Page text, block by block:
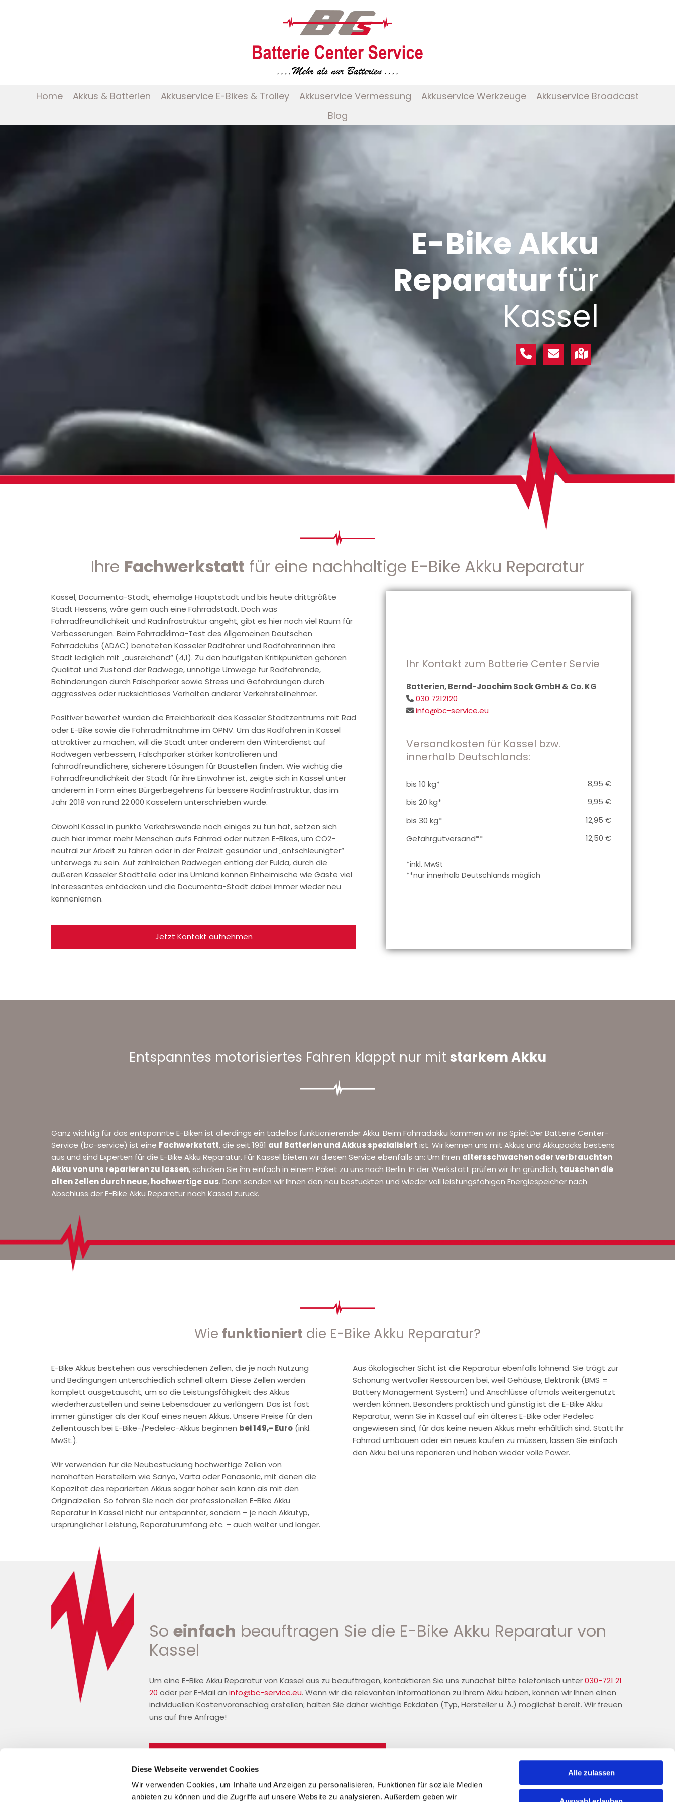
Diese Webseite verwendet Cookies
Wir verwenden Cookies, um Inhalte und Anzeigen zu personalisieren, Funktionen für soziale Medien
anbieten zu können und die Zugriffe auf unsere Website zu analysieren. Außerdem geben wir
Alle zulassen
Home Akkus & Batterien Akkuservice E-Bikes & Trolley Akkuservice Vermessung Akkuservice Werkzeuge
Akkuservice Broadcast
Blog
E-Bike Akku
Reparaturfür
Kassel
Ihre Fachwerkstatt für eine nachhaltige E-Bike Akku Reparatur
Kassel, Documenta-Stadt, ehemalige Hauptstadt und bis heute drittgrößte
Stadt Hessens, wäre gern auch eine Fahrradstadt. Doch was
Fahrradfreundlichkeit und Radinfrastruktur angeht, gibt es hier noch viel Raum für
Verbesserungen. Beim Fahrradklima-Test des Allgemeinen Deutschen
Fahrradclubs (ADAC) benoteten Kasseler Radfahrer und Radfahrerinnen ihre
Stadt lediglich mit „ausreichend“ (4,1). Zu den häufigsten Kritikpunkten gehören
Qualität und Zustand der Radwege, unnötige Umwege für Radfahrende,
Behinderungen durch Falschparker sowie Stress und Gefährdungen durch
aggressives oder rücksichtloses Verhalten anderer Verkehrsteilnehmer.
Positiver bewertet wurden die Erreichbarkeit des Kasseler Stadtzentrums mit Rad
oder E-Bike sowie die Fahrradmitnahme im ÖPNV. Um das Radfahren in Kassel
attraktiver zu machen, will die Stadt unter anderem den Winterdienst auf
Radwegen verbessern, Falschparker stärker kontrollieren und
fahrradfreundlichere, sicherere Lösungen für Baustellen finden. Wie wichtig die
Fahrradfreundlichkeit der Stadt für ihre Einwohner ist, zeigte sich in Kassel unter
anderem in Form eines Bürgerbegehrens für bessere Radinfrastruktur, das im
Jahr 2018 von rund 22.000 Kasselern unterschrieben wurde.
Obwohl Kassel in punkto Verkehrswende noch einiges zu tun hat, setzen sich
auch hier immer mehr Menschen aufs Fahrrad oder nutzen E-Bikes, um CO2-
neutral zur Arbeit zu fahren oder in der Freizeit gesünder und „entschleunigter“
unterwegs zu sein. Auf zahlreichen Radwegen entlang der Fulda, durch die
äußeren Kasseler Stadtteile oder ins Umland können Einheimische wie Gäste viel
Interessantes entdecken und die Documenta-Stadt dabei immer wieder neu
kennenlernen.
Jetzt Kontakt aufnehmen
Ihr Kontakt zum Batterie Center Servie
Batterien, Bernd-Joachim Sack GmbH & Co. KG
 030 7212120
 info@bc-service.eu
Versandkosten für Kassel bzw.
innerhalb Deutschlands:
bis 10 kg*
8,95 €
bis 20 kg*
9,95 €
bis 30 kg*
12,95 €
Gefahrgutversand**
12,50 €
*inkl. MwSt
**nur innerhalb Deutschlands möglich
Entspanntes motorisiertes Fahren klappt nur mit starkem Akku
Ganz wichtig für das entspannte E-Biken ist allerdings ein tadellos funktionierenderAkku. Beim Fahrradakku kommen wir ins Spiel: Der Batterie Center-
Service (bc-service) ist eine Fachwerkstatt, die seit 1981 auf Batterien und Akkus spezialisiert ist. Wir kennen uns mit Akkus und Akkupacks bestens
aus und sind Experten für die E-Bike Akku Reparatur. Für Kassel bieten wir diesen Service ebenfalls an: Um Ihren altersschwachen oder verbrauchten
Akku von uns reparieren zu lassen, schicken Sie ihn einfach in einem Paket zu uns nach Berlin. In der Werkstatt prüfen wir ihn gründlich, tauschen die
alten Zellen durch neue, hochwertige aus. Dann senden wir Ihnen den neu bestückten und wieder voll leistungsfähigen Energiespeicher nach
Abschluss der E-Bike Akku Reparatur nach Kassel zurück.
Wie funktioniert die E-Bike Akku Reparatur?
E-Bike Akkus bestehen aus verschiedenen Zellen, die je nach Nutzung
und Bedingungen unterschiedlich schnell altern. Diese Zellen werden
komplett ausgetauscht, um so die Leistungsfähigkeit des Akkus
wiederherzustellen und seine Lebensdauer zu verlängern. Das ist fast
immer günstiger als der Kauf eines neuen Akkus. Unsere Preise für den
Zellentausch bei E-Bike-/Pedelec-Akkus beginnen bei 149,- Euro (inkl.
MwSt.).
Wir verwenden für die Neubestückung hochwertige Zellen von
namhaften Herstellern wie Sanyo, Varta oder Panasonic, mit denen die
Kapazität des reparierten Akkus sogar höher sein kann als mit den
Originalzellen. So fahren Sie nach der professionellen E-Bike Akku
Reparatur in Kassel nicht nur entspannter, sondern – je nach Akkutyp,
ursprünglicher Leistung, Reparaturumfang etc. – auch weiter und länger.
Aus ökologischer Sicht ist die Reparatur ebenfalls lohnend: Sie trägt zur
Schonung wertvoller Ressourcen bei, weil Gehäuse, Elektronik (BMS =
Battery Management System) und Anschlüsse oftmals weitergenutzt
werden können. Besonders praktisch und günstig ist die E-Bike Akku
Reparatur, wenn Sie in Kassel auf ein älteres E-Bike oder Pedelec
angewiesen sind, für das keine neuen Akkus mehr erhältlich sind. Statt Ihr
Fahrrad umbauen oder ein neues kaufen zu müssen, lassen Sie einfach
den Akku bei uns reparieren und haben wieder volle Power.
So einfach beauftragen Sie die E-Bike Akku Reparatur von
Kassel
Um eine E-Bike Akku Reparatur von Kassel aus zu beauftragen, kontaktieren Sie uns zunächst bitte telefonisch unter030-721 21
20 oder per E-Mail an info@bc-service.eu. Wenn wir die relevanten Informationen zu Ihrem Akku haben, können wir Ihnen einen
individuellen Kostenvoranschlag erstellen; halten Sie daher wichtige Eckdaten (Typ, Hersteller u. Ä.) möglichst bereit. Wir freuen
uns auf Ihre Anfrage!